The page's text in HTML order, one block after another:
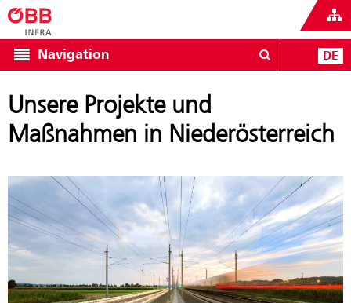
Navigation DE
Unsere Projekte und
Maßnahmen in Niederösterreich